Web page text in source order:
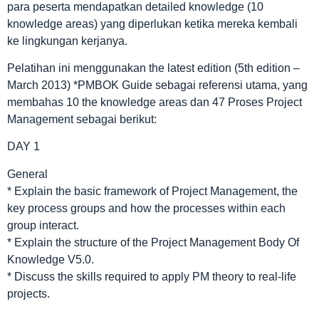
para peserta mendapatkan detailed knowledge (10
knowledge areas) yang diperlukan ketika mereka kembali
ke lingkungan kerjanya.
Pelatihan ini menggunakan the latest edition (5th edition –
March 2013) *PMBOK Guide sebagai referensi utama, yang
membahas 10 the knowledge areas dan 47 Proses Project
Management sebagai berikut:
DAY 1
General
* Explain the basic framework of Project Management, the
key process groups and how the processes within each
group interact.
* Explain the structure of the Project Management Body Of
Knowledge V5.0.
* Discuss the skills required to apply PM theory to real-life
projects.